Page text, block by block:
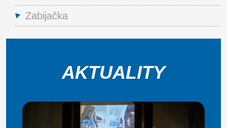
Zabijačka
AKTUALITY